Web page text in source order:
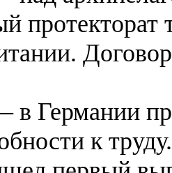
в Германии
к труду.